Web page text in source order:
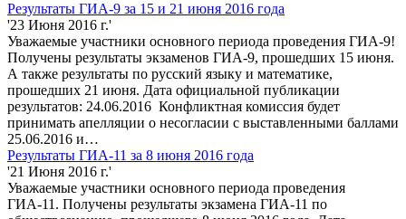
Результаты ГИА-9 за 15 и 21 июня 2016 года
'23 Июня 2016 г.'
Уважаемые участники основного периода проведения ГИА-9!
Получены результаты экзаменов ГИА-9, прошедших 15 июня.
А также результаты по русский языку и математике,
прошедших 21 июня. Дата официальной публикации
результатов: 24.06.2016 Конфликтная комиссия будет
принимать апелляции о несогласии с выставленными баллами
25.06.2016 и…
Результаты ГИА-11 за 8 июня 2016 года
'21 Июня 2016 г.'
Уважаемые участники основного периода проведения
ГИА-11. Получены результаты экзамена ГИА-11 по